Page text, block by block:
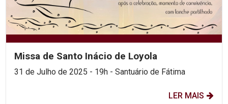
Missa de Santo Inácio de Loyola
31 de Julho de 2025 - 19h - Santuário de Fátima
LER MAIS